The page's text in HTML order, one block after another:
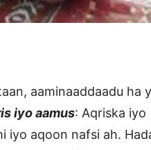
aaminaaddaadu ha
iyo aamus: Aqriska iyo
iyo aqoon nafsi ah.